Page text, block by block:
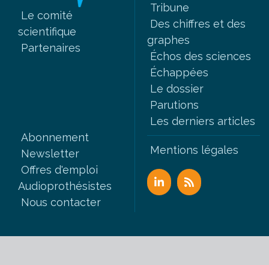
Le comité
scientifique
Partenaires
Tribune
Des chiffres et des
graphes
Échos des sciences
Échappées
Le dossier
Parutions
Les derniers articles
Abonnement
Newsletter
Offres d'emploi
Audioprothésistes
Nous contacter
Mentions légales